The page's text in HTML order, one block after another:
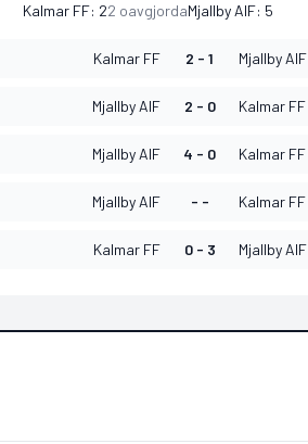
Kalmar FF: 22 oavgjordaMjallby AIF: 5
Kalmar FF 2 - 1 Mjallby AIF
Mjallby AIF 2 - 0 Kalmar FF
Mjallby AIF 4 - 0 Kalmar FF
Mjallby AIF - - Kalmar FF
Kalmar FF 0 - 3 Mjallby AIF